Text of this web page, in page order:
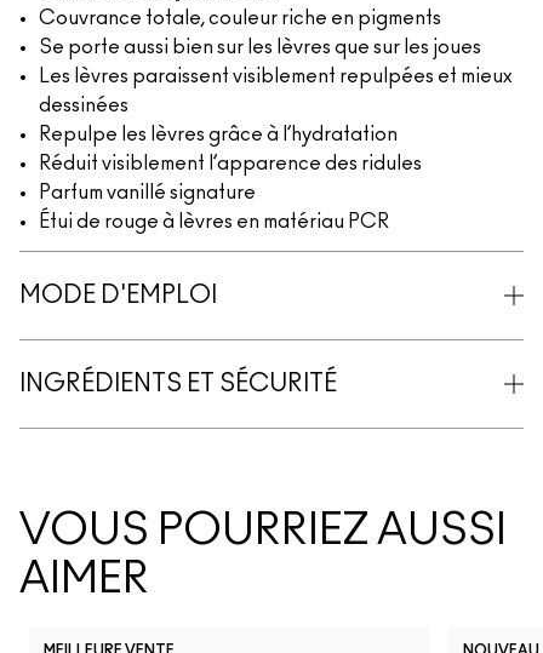
Couvrance totale, couleur riche en pigments
Se porte aussi bien sur les lèvres que sur les joues
Les lèvres paraissent visiblement repulpées et mieux
dessinées
Repulpe les lèvres grâce à l’hydratation
Réduit visiblement l’apparence des ridules
Parfum vanillé signature
Étui de rouge à lèvres en matériau PCR
MODE D'EMPLOI
INGRÉDIENTS ET SÉCURITÉ
VOUS POURRIEZ AUSSI
AIMER